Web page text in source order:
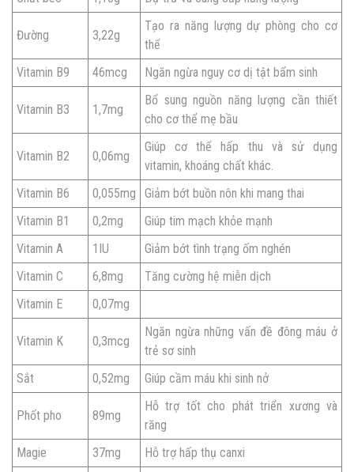
Đường 3,22g
Tạo ra năng lượng dự phòng cho cơ
thể
Vitamin B9
46mcg Ngăn ngừa nguy cơ dị tật bẩm sinh
Vitamin B3 1,7mg
Bổ sung nguồn năng lượng cần thiết
cho cơ thể mẹ bầu
Vitamin B2 0,06mg
Giúp cơ thể hấp thu và sử dụng
vitamin, khoáng chất khác.
Vitamin B6
0,055mg
Giảm bớt buồn nôn khi mang thai
Vitamin B1
0,2mg
Giúp tim mạch khỏe mạnh
Vitamin A
1IU
Giảm bớt tình trạng ốm nghén
Vitamin C
6,8mg
Tăng cường hệ miễn dịch
Vitamin E
0,07mg
Vitamin K 0,3mcg
Ngăn ngừa những vấn đề đông máu ở
trẻ sơ sinh
Sắt
0,52mg Giúp cầm máu khi sinh nở
Phốt pho 89mg
Hỗ trợ tốt cho phát triển xương và
răng
Magie
37mg
Hỗ trợ hấp thụ canxi